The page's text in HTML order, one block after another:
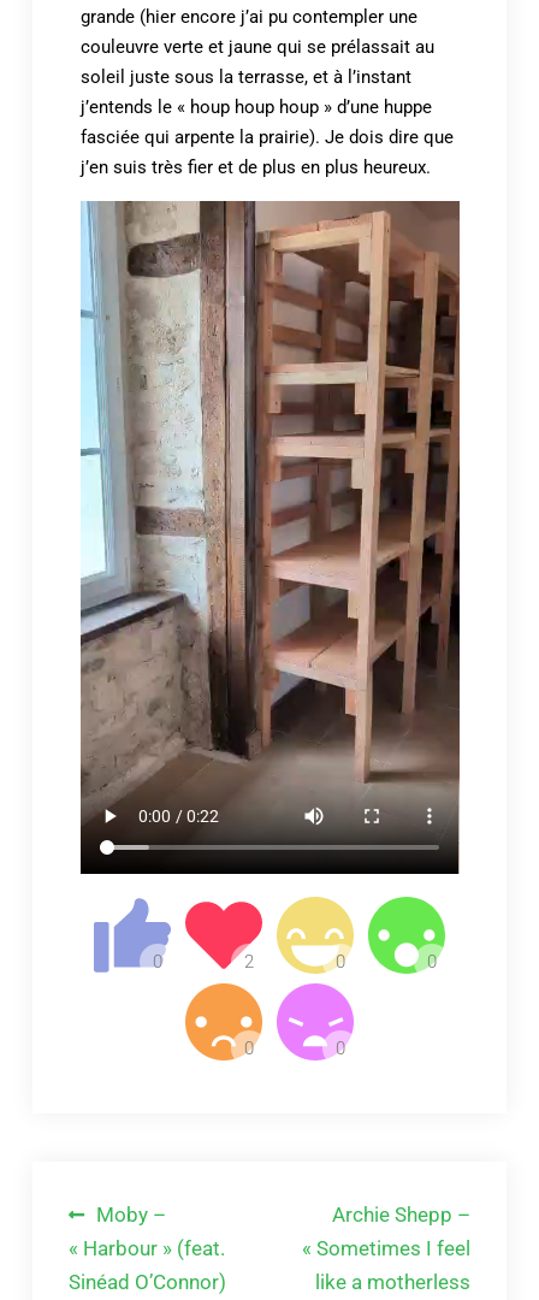
grande (hier encore j’ai pu contempler une
couleuvre verte et jaune qui se prélassait au
soleil juste sous la terrasse, et à l’instant
j’entends le « houp houp houp » d’une huppe
fasciée qui arpente la prairie). Je dois dire que
j’en suis très fier et de plus en plus heureux.
Navigation
de
Moby –
« Harbour » (feat.
Sinéad O’Connor)
Archie Shepp –
« Sometimes I feel
like a motherless